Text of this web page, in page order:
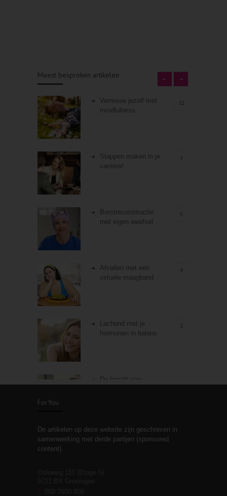
Meest besproken artikelen
Vernieuw jezelf met
mindfulness
Stappen maken in je
carrière!
7
Borstreconstructie
met eigen weefsel
5
Afvallen met een
virtuele maagband
4
Lachend met je
hormonen in balans
3
De kracht van
Stiefouderschap en
relaties
ForYou
De artikelen op deze website zijn geschreven in
samenwerking met derde partijen (sponsored
content).
T